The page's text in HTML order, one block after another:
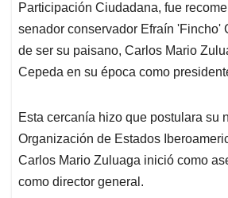
Participación Ciudadana, fue
senador conservador Efraín 'Fincho'
de ser su paisano, Carlos Mario
Cepeda en su época como
Esta cercanía hizo que postulara su
Organización de Estados
Carlos Mario Zuluaga inició como
como director general.